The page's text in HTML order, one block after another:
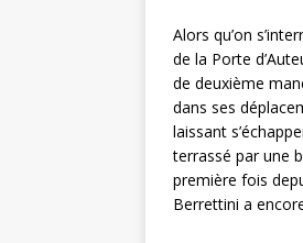
Alors qu’on
de la Porte
de deuxième
dans ses
laissant
terrassé par une
première fois
Berrettini a